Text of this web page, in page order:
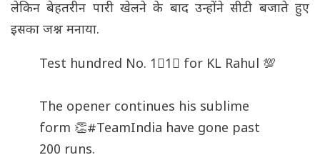
लेकिन बेहतरीन पारी खेलने के बाद उन्होंने सीटी बजाते हुए
इसका जश्न मनाया.
Test hundred No. 1⃣1⃣ for KL Rahul 💯
The opener continues his sublime
form 👏#TeamIndia have gone past
200 runs.